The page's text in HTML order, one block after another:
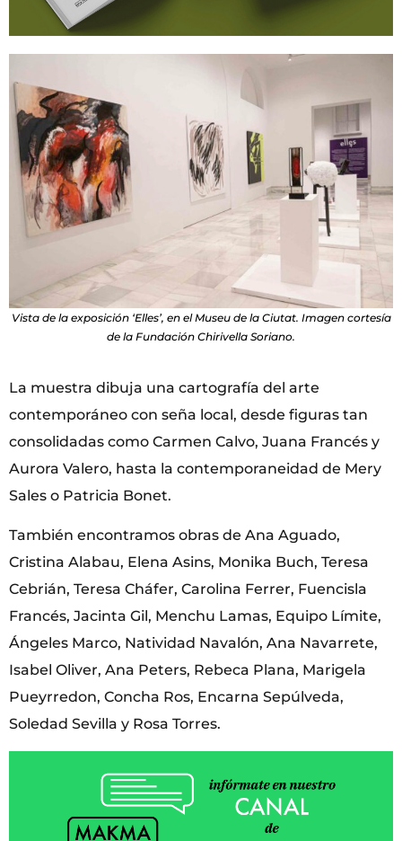
Vista de la exposición ‘Elles’, en el Museu de la Ciutat. Imagen cortesía
de la Fundación Chirivella Soriano.
La muestra dibuja una cartografía del arte
contemporáneo con seña local, desde figuras tan
consolidadas como Carmen Calvo, Juana Francés y
Aurora Valero, hasta la contemporaneidad de Mery
Sales o Patricia Bonet.
También encontramos obras de Ana Aguado,
Cristina Alabau, Elena Asins, Monika Buch, Teresa
Cebrián, Teresa Cháfer, Carolina Ferrer, Fuencisla
Francés, Jacinta Gil, Menchu Lamas, Equipo Límite,
Ángeles Marco, Natividad Navalón, Ana Navarrete,
Isabel Oliver, Ana Peters, Rebeca Plana, Marigela
Pueyrredon, Concha Ros, Encarna Sepúlveda,
Soledad Sevilla y Rosa Torres.